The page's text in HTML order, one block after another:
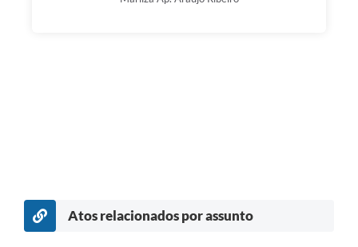
Atos relacionados por assunto